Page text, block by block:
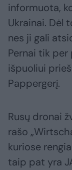
informuota,
Ukrainai. Dėl
nes ji gali
Pernai tik per
išpuoliui
Pappergerį.
Rusų dronai
rašo
kuriose
taip pat yra